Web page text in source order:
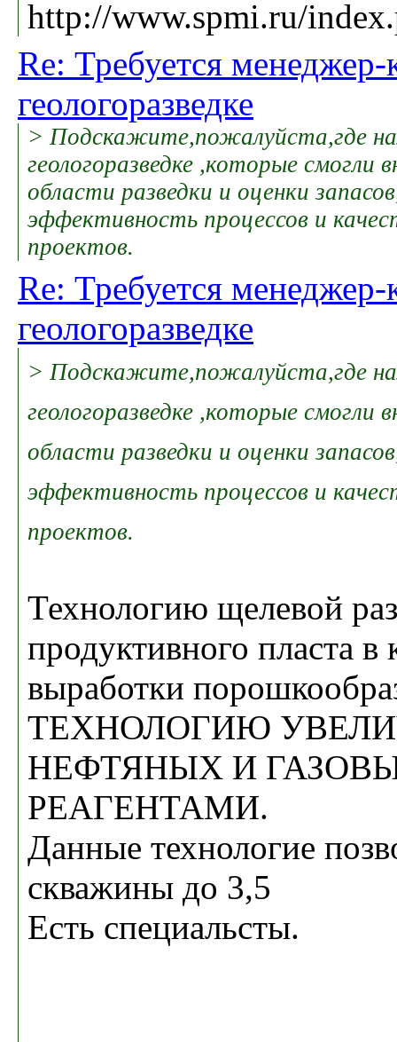
http://www.spmi.ru/
Re: Требуется
геологоразведке
> Подскажите,пожалуйста,где
геологоразведке ,которые смогли
области разведки и оценки
эффективность процессов и
проектов.
Re: Требуется
геологоразведке
> Подскажите,пожалуйста,где
геологоразведке ,которые смогли
области разведки и оценки
эффективность процессов и
проектов.
Технологию щелевой
продуктивного пласта в
выработки
ТЕХНОЛОГИЮ
НЕФТЯНЫХ И
РЕАГЕНТАМИ.
Данные технологие
скважины до 3,5
Есть специальсты.